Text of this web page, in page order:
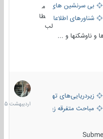
بی سرنشین های دریایی
شناورهای اطلاعاتی و جاسوسی
طا
لب
ناوشکنها و ...
زیردریایی‌های تهاجمی
مباحث متفرقه زیرسطحی
31
1405